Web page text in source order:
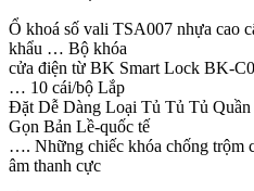
Ổ khoá số vali TSA007 nhựa cao
khẩu … Bộ khóa
cửa điện từ BK Smart Lock BK-
… 10 cái/bộ Lắp
Đặt Dễ Dàng Loại Tủ Tủ Tủ
Gọn Bản Lề-quốc tế
…. Những chiếc khóa chống trộm
âm thanh cực